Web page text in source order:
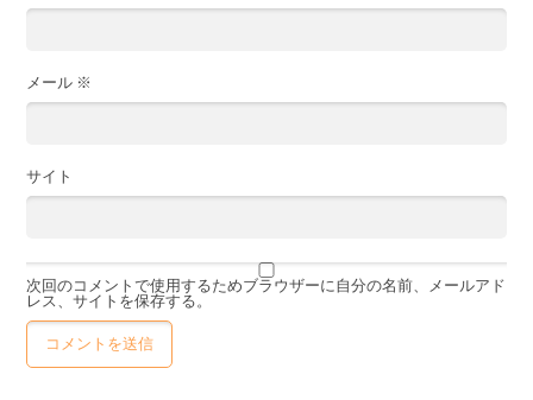
メール ※
サイト
次回のコメントで使用するためブラウザーに自分の名前、メールアド
レス、サイトを保存する。